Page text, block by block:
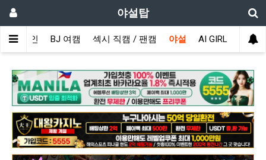
야설탑
메인 BJ 여캠 섹시 직캠 / 팬캠 야설 AI GIRL